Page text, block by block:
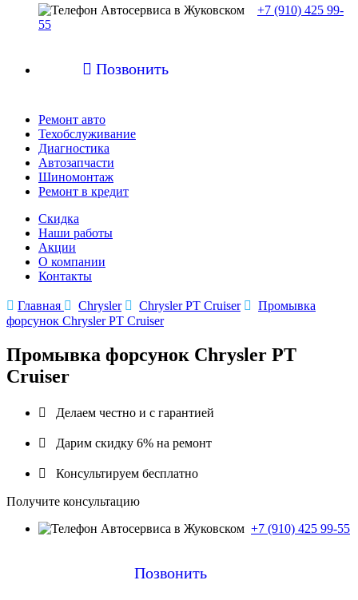
+7 (910) 425 99-
55
 Позвонить
Ремонт авто
Техобслуживание
Диагностика
Автозапчасти
Шиномонтаж
Ремонт в кредит
Скидка
Наши работы
Акции
О компании
Контакты
 Главная  Chrysler  Chrysler PT Cruiser  Промывка
форсунок Chrysler PT Cruiser
Промывка форсунок Chrysler PT
Cruiser
 Делаем честно и с гарантией
 Дарим скидку 6% на ремонт
 Консультируем бесплатно
Получите консультацию
+7 (910) 425 99-55
Позвонить